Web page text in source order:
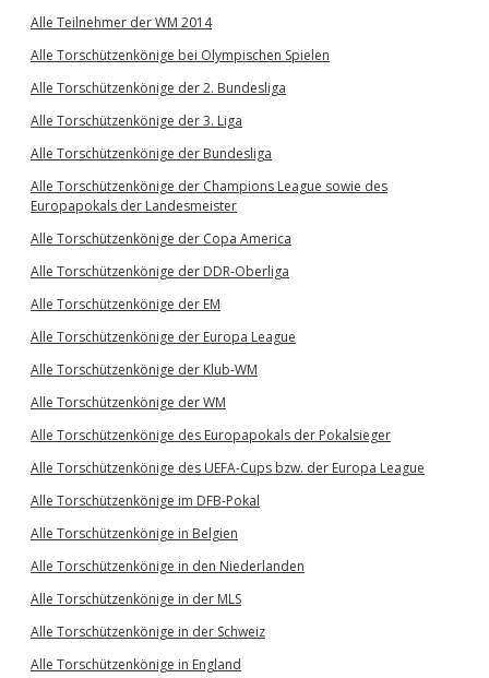
Alle Teilnehmer der WM 2014
Alle Torschützenkönige bei Olympischen Spielen
Alle Torschützenkönige der 2. Bundesliga
Alle Torschützenkönige der 3. Liga
Alle Torschützenkönige der Bundesliga
Alle Torschützenkönige der Champions League sowie des
Europapokals der Landesmeister
Alle Torschützenkönige der Copa America
Alle Torschützenkönige der DDR-Oberliga
Alle Torschützenkönige der EM
Alle Torschützenkönige der Europa League
Alle Torschützenkönige der Klub-WM
Alle Torschützenkönige der WM
Alle Torschützenkönige des Europapokals der Pokalsieger
Alle Torschützenkönige des UEFA-Cups bzw. der Europa League
Alle Torschützenkönige im DFB-Pokal
Alle Torschützenkönige in Belgien
Alle Torschützenkönige in den Niederlanden
Alle Torschützenkönige in der MLS
Alle Torschützenkönige in der Schweiz
Alle Torschützenkönige in England